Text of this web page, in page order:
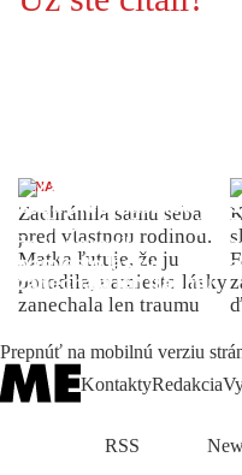
ŽENA
Zachránila samu seba
pred vlastnou rodinou.
Matka ľutuje, že ju
porodila, namiesto lásky
zanechala len traumu
Prepnúť na mobilnú verziu
KontaktyRedakcia
RSS